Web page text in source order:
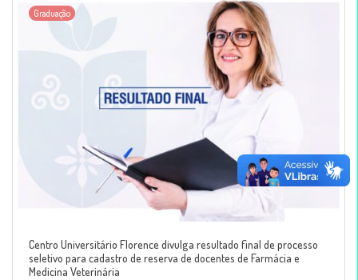
Graduação
Centro Universitário Florence divulga resultado final de processo
seletivo para cadastro de reserva de docentes de Farmácia e
Medicina Veterinária